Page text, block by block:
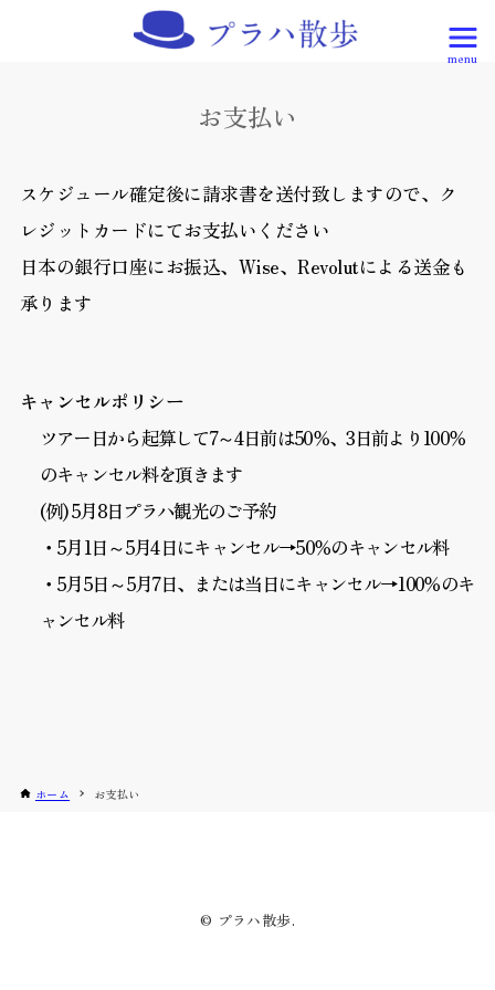
お支払い
スケジュール確定後に請求書を送付致しますので、ク
レジットカードにてお支払いください
日本の銀行口座にお振込、Wise、Revolutによる送金も
承ります
キャンセルポリシー
ツアー日から起算して7～4日前は50％、3日前より100％
のキャンセル料を頂きます
(例) 5月8日プラハ観光のご予約
・5月1日～5月4日にキャンセル→50％のキャンセル料
・5月5日～5月7日、または当日にキャンセル→100％のキ
ャンセル料
ホーム お支払い
© プラハ散歩.